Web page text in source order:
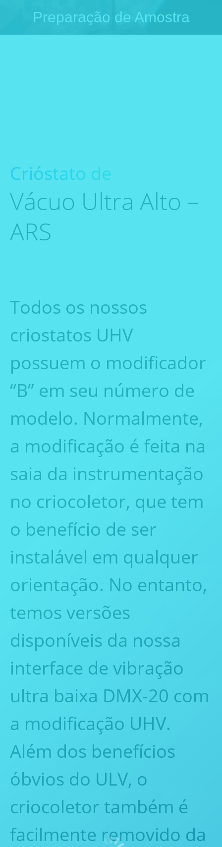
Preparação de Amostra
Você está aqui:
Crióstato de
Vácuo Ultra Alto –
ARS
Todos os nossos
criostatos UHV
possuem o modificador
“B” em seu número de
modelo. Normalmente,
a modificação é feita na
saia da instrumentação
no criocoletor, que tem
o benefício de ser
instalável em qualquer
orientação. No entanto,
temos versões
disponíveis da nossa
interface de vibração
ultra baixa DMX-20 com
a modificação UHV.
Além dos benefícios
óbvios do ULV, o
criocoletor também é
facilmente removido da